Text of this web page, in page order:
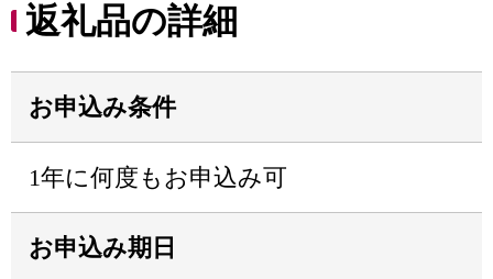
返礼品の詳細
お申込み条件
1年に何度もお申込み可
お申込み期日